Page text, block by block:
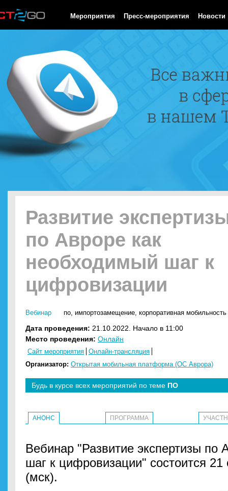
Мероприятия Пресс-мероприятия Новости
Развитие
по Авроре как
необходимый шаг к
цифровизации
Вебинар по, импортозамещение, корпоративная мобильность
Дата проведения: 21.10.2022. Начало в 11:00
Место проведения: Онлайн
Сайт мероприятия Онлайн-трансляция
Организатор: Открытая мобильная платформа (ОС Аврора)
Будь в курсе всех мероприятий по теме ПО
АНОНС ПРОГРАММА
Вебинар "Развитие экспертизы по
шаг к цифровизации" состоится 21
(мск).